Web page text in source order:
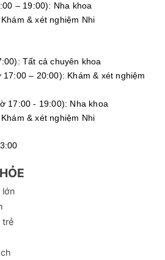
– 19:00): Nha khoa
& xét nghiệm Nhi
Tất cả chuyên khoa
– 20:00): Khám & xét nghiệm
17:00 - 19:00): Nha khoa
& xét nghiệm Nhi
lớn
trẻ